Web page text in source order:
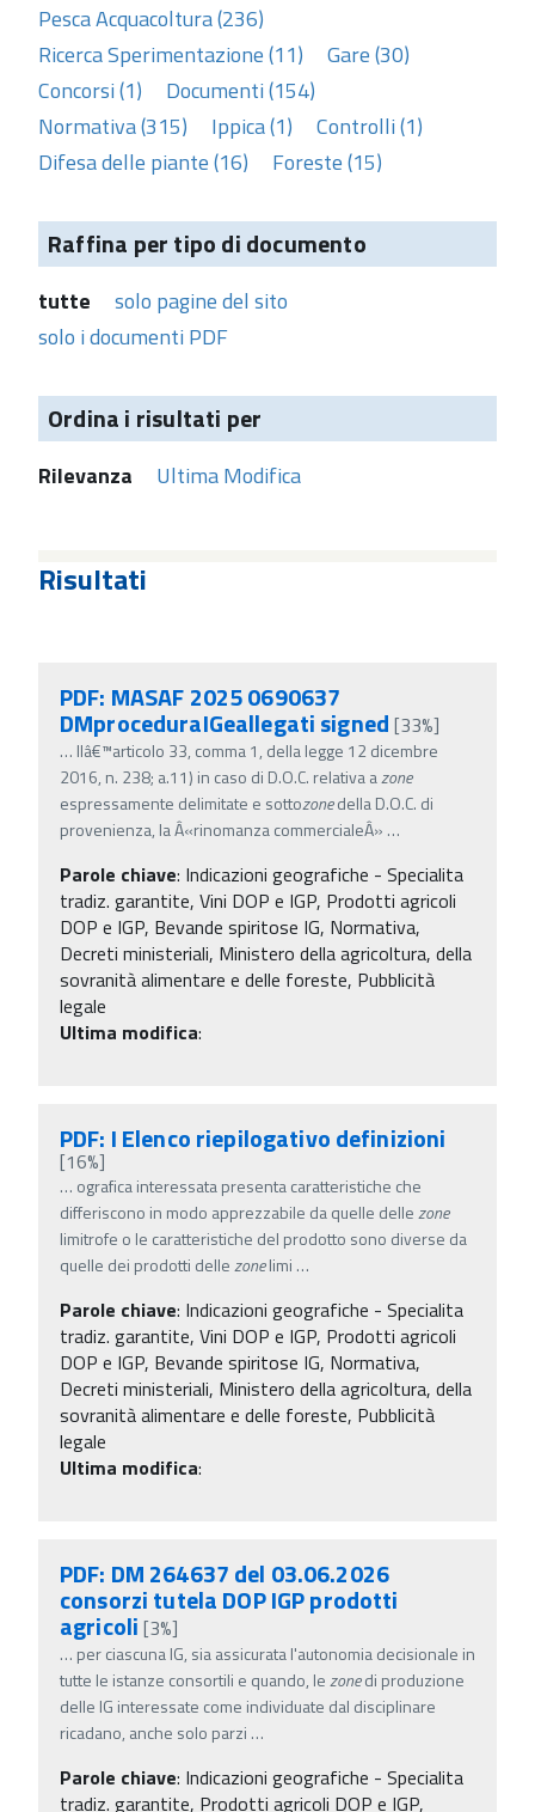
Pesca Acquacoltura (236)
Ricerca Sperimentazione (11)
Gare (30)
Concorsi (1)
Documenti (154)
Normativa (315)
Ippica (1)
Controlli (1)
Difesa delle piante (16)
Foreste (15)
Raffina per tipo di documento
tutte
solo pagine del sito
solo i documenti PDF
Ordina i risultati per
Rilevanza Ultima Modifica
Risultati
PDF: MASAF 2025 0690637
DMproceduraIGeallegati signed [33%]
… llâ€™articolo 33, comma 1, della legge 12 dicembre
2016, n. 238; a.11) in caso di D.O.C. relativa azone
espressamente delimitate e sottozonedella D.O.C. di
provenienza, la Â«rinomanza commercialeÂ» …
Parole chiave: Indicazioni geografiche - Specialita
tradiz. garantite, Vini DOP e IGP, Prodotti agricoli
DOP e IGP, Bevande spiritose IG, Normativa,
Decreti ministeriali, Ministero della agricoltura, della
sovranità alimentare e delle foreste, Pubblicità
legale
Ultima modifica:
PDF: I Elenco riepilogativo definizioni
[16%]
… ografica interessata presenta caratteristiche che
differiscono in modo apprezzabile da quelle dellezone
limitrofe o le caratteristiche del prodotto sono diverse da
quelle dei prodotti dellezonelimi …
Parole chiave: Indicazioni geografiche - Specialita
tradiz. garantite, Vini DOP e IGP, Prodotti agricoli
DOP e IGP, Bevande spiritose IG, Normativa,
Decreti ministeriali, Ministero della agricoltura, della
sovranità alimentare e delle foreste, Pubblicità
legale
Ultima modifica:
PDF: DM 264637 del 03.06.2026
consorzi tutela DOP IGP prodotti
agricoli [3%]
… per ciascuna IG, sia assicurata l'autonomia decisionale in
tutte le istanze consortili e quando, lezonedi produzione
delle IG interessate come individuate dal disciplinare
ricadano, anche solo parzi …
Parole chiave: Indicazioni geografiche - Specialita
tradiz. garantite, Prodotti agricoli DOP e IGP,